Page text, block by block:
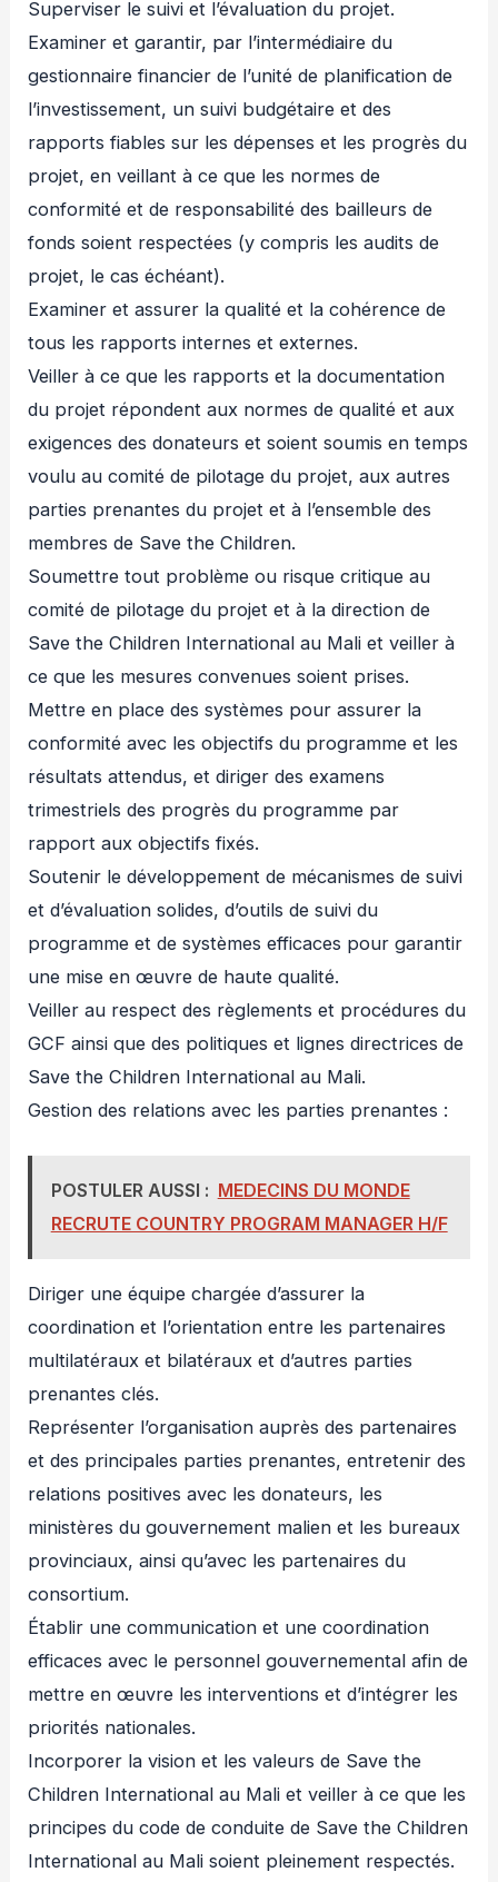
Superviser le suivi et l’évaluation du projet.
Examiner et garantir, par l’intermédiaire du
gestionnaire financier de l’unité de planification de
l’investissement, un suivi budgétaire et des
rapports fiables sur les dépenses et les progrès du
projet, en veillant à ce que les normes de
conformité et de responsabilité des bailleurs de
fonds soient respectées (y compris les audits de
projet, le cas échéant).
Examiner et assurer la qualité et la cohérence de
tous les rapports internes et externes.
Veiller à ce que les rapports et la documentation
du projet répondent aux normes de qualité et aux
exigences des donateurs et soient soumis en temps
voulu au comité de pilotage du projet, aux autres
parties prenantes du projet et à l’ensemble des
membres de Save the Children.
Soumettre tout problème ou risque critique au
comité de pilotage du projet et à la direction de
Save the Children International au Mali et veiller à
ce que les mesures convenues soient prises.
Mettre en place des systèmes pour assurer la
conformité avec les objectifs du programme et les
résultats attendus, et diriger des examens
trimestriels des progrès du programme par
rapport aux objectifs fixés.
Soutenir le développement de mécanismes de suivi
et d’évaluation solides, d’outils de suivi du
programme et de systèmes efficaces pour garantir
une mise en œuvre de haute qualité.
Veiller au respect des règlements et procédures du
GCF ainsi que des politiques et lignes directrices de
Save the Children International au Mali.
Gestion des relations avec les parties prenantes :
POSTULER AUSSI : MEDECINS DU MONDE
RECRUTE COUNTRY PROGRAM MANAGER H/F
Diriger une équipe chargée d’assurer la
coordination et l’orientation entre les partenaires
multilatéraux et bilatéraux et d’autres parties
prenantes clés.
Représenter l’organisation auprès des partenaires
et des principales parties prenantes, entretenir des
relations positives avec les donateurs, les
ministères du gouvernement malien et les bureaux
provinciaux, ainsi qu’avec les partenaires du
consortium.
Établir une communication et une coordination
efficaces avec le personnel gouvernemental afin de
mettre en œuvre les interventions et d’intégrer les
priorités nationales.
Incorporer la vision et les valeurs de Save the
Children International au Mali et veiller à ce que les
principes du code de conduite de Save the Children
International au Mali soient pleinement respectés.